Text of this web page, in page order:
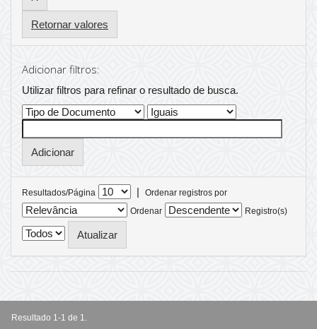
Retornar valores
Adicionar filtros:
Utilizar filtros para refinar o resultado de busca.
Resultados/Página |
Ordenar registros por
Ordenar
Registro(s)
Resultado 1-1 de 1.